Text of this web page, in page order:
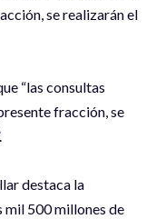
se realizarán el
“las consultas
fracción, se
destaca la
mil 500 millones de